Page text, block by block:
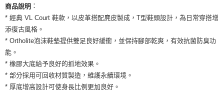
AFTEE先享後付是「在收到商品之後才付款」的支付方式。 讓您購物簡單
便利好安心！
２．便利：只要手機號碼，簡訊認證，即可結帳。
３．安心：先確認商品／服務後，再付款。
【「AFTEE先享後付」結帳流程】
１．於結帳方式選擇「AFTEE先享後付」後，將跳轉至「AFTEE先享後付」
結帳頁面，進行簡訊認證並確認金額後，即可完成結帳。
２．訂單成立數日內，您將收到繳費通知簡訊。
ATM付款
運送方式
全家取貨付款
每筆NT$60，滿NT$1,500(含以上)免運費
付款後全家取貨
每筆NT$60，滿NT$1,500(含以上)免運費
商品說明 ：
* 經典 VL Court 鞋款，以皮革搭配麂皮製成，T型鞋頭設計，為日常穿搭增
添復古風格。
* Ortholite泡沫鞋墊提供雙足良好緩衝，並保持腳部乾爽，有效抗菌防臭功
能。
* 橡膠大底給予良好的抓地效果。
* 部分採用可回收材質製造，維護永續環境。
* 厚底增高設計可使身長比例更加良好。